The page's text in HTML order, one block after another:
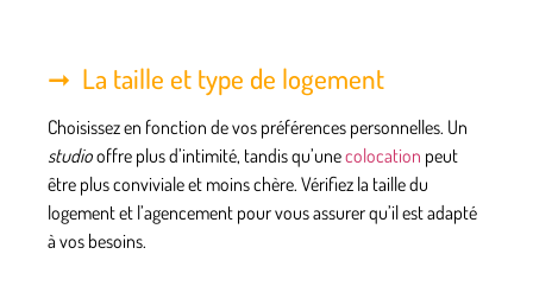
La taille et type de logement
Choisissez en fonction de vos préférences personnelles. Un
studiooffre plus d’intimité, tandis qu’unecolocation peut
être plus conviviale et moins chère. Vérifiez la taille du
logement et l’agencement pour vous assurer qu’il est adapté
à vos besoins.